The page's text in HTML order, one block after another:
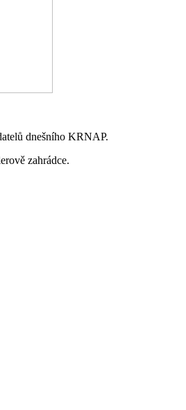
dnešního KRNAP.
zahrádce.